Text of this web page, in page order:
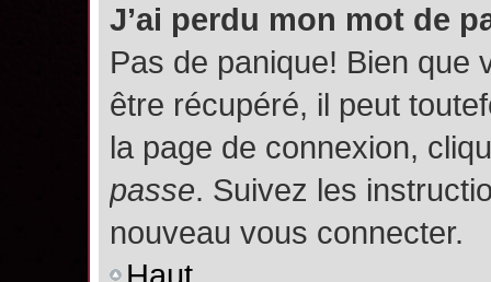
J’ai perdu mon mot de
Pas de panique! Bien que
être récupéré, il peut
la page de connexion,
passe. Suivez les
nouveau vous connecter.